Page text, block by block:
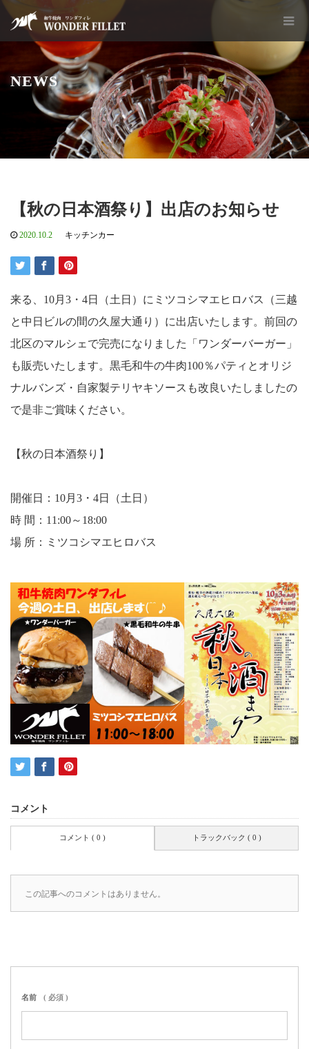
NEWS
【秋の日本酒祭り】出店のお知らせ
2020.10.2 キッチンカー
来る、10月3・4日（土日）にミツコシマエヒロバス（三越
と中日ビルの間の久屋大通り）に出店いたします。前回の
北区のマルシェで完売になりました「ワンダーバーガー」
も販売いたします。黒毛和牛の牛肉100％パティとオリジ
ナルバンズ・自家製テリヤキソースも改良いたしましたの
で是非ご賞味ください。
【秋の日本酒祭り】
開催日：10月3・4日（土日）
時 間：11:00～18:00
場 所：ミツコシマエヒロバス
コメント
コメント ( 0 ) トラックバック ( 0 )
この記事へのコメントはありません。
名前 ( 必須 )